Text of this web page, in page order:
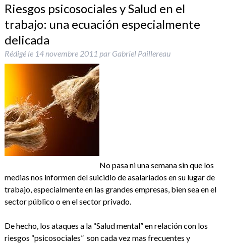
Riesgos psicosociales y Salud en el
trabajo: una ecuación especialmente
delicada
Rédigé le 14 novembre 2011 par Gabriel Paillereau
No pasa ni una semana sin que los
medias nos informen del suicidio de asalariados en su lugar de
trabajo, especialmente en las grandes empresas, bien sea en el
sector público o en el sector privado.
De hecho, los ataques a la “Salud mental” en relación con los
riesgos “psicosociales” son cada vez mas frecuentes y